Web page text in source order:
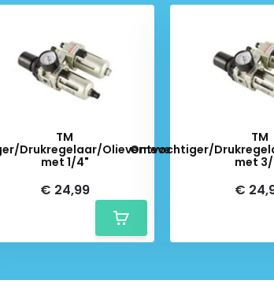
TM
Drukregelaar/Olievernevelaar
met 1/4"
€ 24,99
TM
Ontvochtiger/
met
€